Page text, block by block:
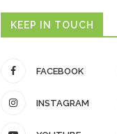
KEEP IN TOUCH
FACEBOOK
INSTAGRAM